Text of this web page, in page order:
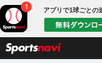
アプリで1球ごとの